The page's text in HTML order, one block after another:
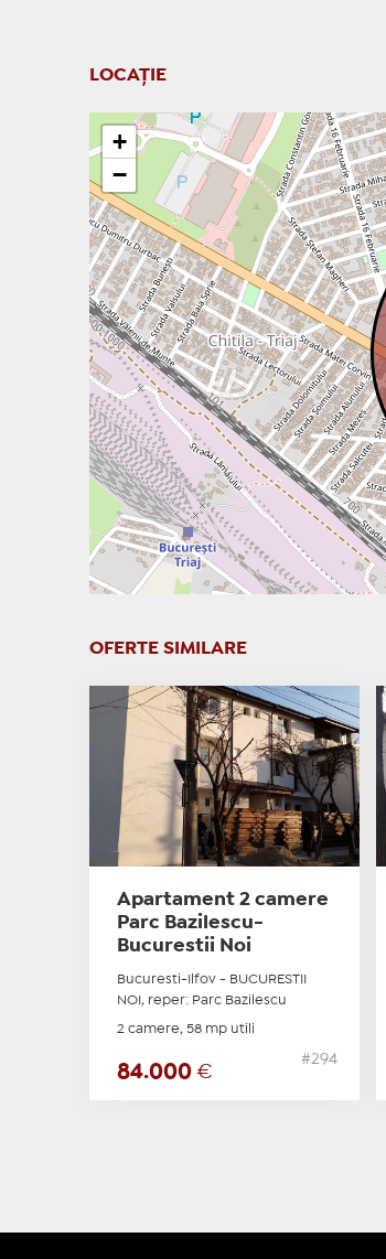
LOCAȚIE
+
−
OFERTE SIMILARE
Apartament 2 camere
Parc Bazilescu-
Bucurestii Noi
Bucuresti-Ilfov - BUCURESTII
NOI, reper: Parc Bazilescu
2 camere, 58 mp utili
84.000 €
#294